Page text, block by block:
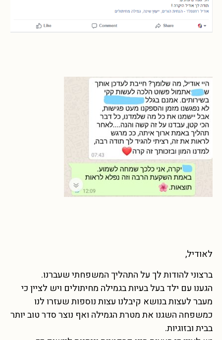
לאודיל,
ברצוני להודות לך על התהליך המשפחתי שעברנו.
הגענו עם ילד בעל בעיות בגמילה מחיתולים ויש לציין כי
מעבר לעצות בנושא קיבלנו עצות נוספות שעזרו לנו
כמשפחה השגנו את מטרת הגמילה ואף נוצר סדר טוב יותר
בבית ובזוגיות.